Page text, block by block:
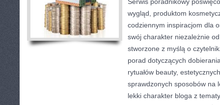
wygląd, produktom
codziennym inspiracjom dla
swój charakter niezależnie
stworzone z myślą o
porad dotyczących
rytuałów beauty,
sprawdzonych sposobów na
lekki charakter bloga z